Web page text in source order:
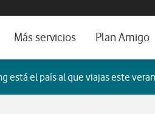
Más servicios
Alianza Vodafone e Iberdrola
Servicios avanzados
Plan Amigo
está el país al que viajas este